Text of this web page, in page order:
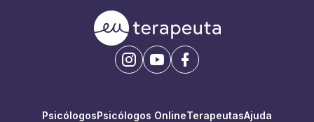
PsicólogosPsicólogos OnlineTerapeutasAjuda